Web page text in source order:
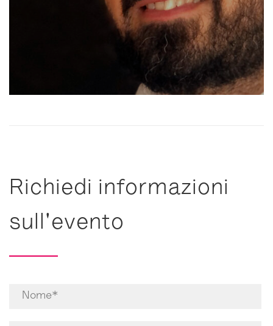
Richiedi informazioni
sull'evento